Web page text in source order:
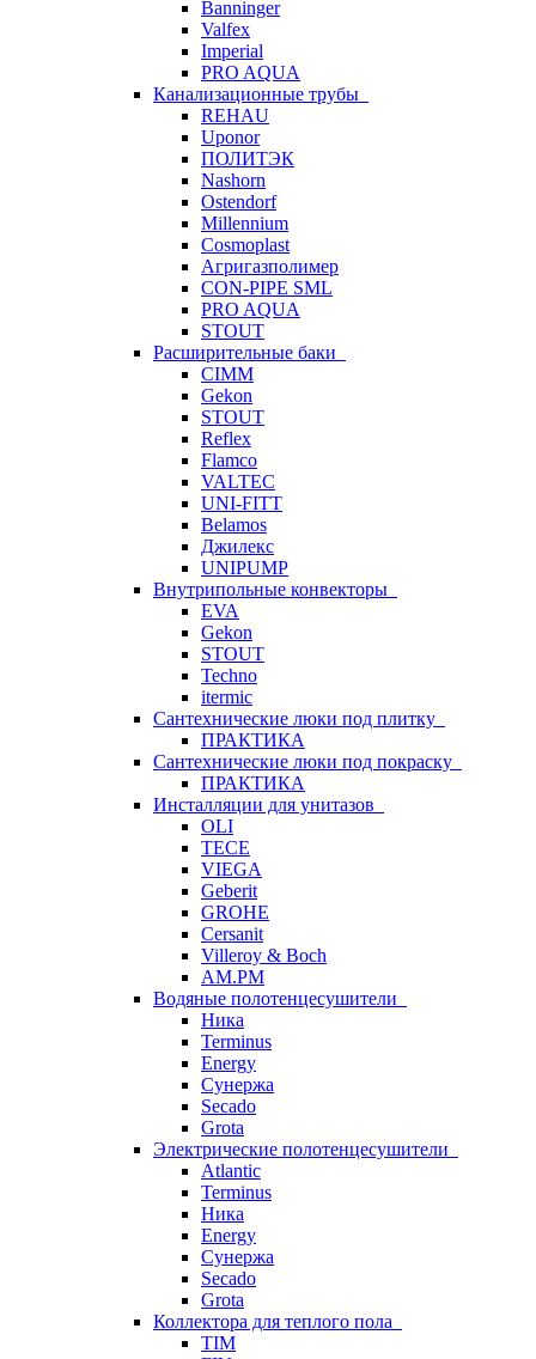
Banninger
Valfex
Imperial
PRO AQUA
Канализационные трубы
REHAU
Uponor
ПОЛИТЭК
Nashorn
Ostendorf
Millennium
Cosmoplast
Агригазполимер
CON-PIPE SML
PRO AQUA
STOUT
Расширительные баки
CIMM
Gekon
STOUT
Reflex
Flamco
VALTEC
UNI-FITT
Belamos
Джилекс
UNIPUMP
Внутрипольные конвекторы
EVA
Gekon
STOUT
Techno
itermic
Сантехнические люки под плитку
ПРАКТИКА
Сантехнические люки под покраску
ПРАКТИКА
Инсталляции для унитазов
OLI
TECE
VIEGA
Geberit
GROHE
Cersanit
Villeroy & Boch
AM.PM
Водяные полотенцесушители
Ника
Terminus
Energy
Сунержа
Secado
Grota
Электрические полотенцесушители
Atlantic
Terminus
Ника
Energy
Сунержа
Secado
Grota
Коллектора для теплого пола
TIM